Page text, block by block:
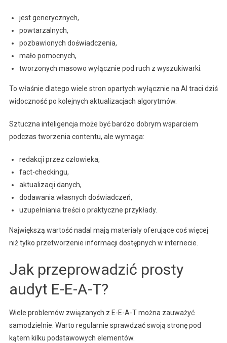
jest generycznych,
powtarzalnych,
pozbawionych doświadczenia,
mało pomocnych,
tworzonych masowo wyłącznie pod ruch z wyszukiwarki.
To właśnie dlatego wiele stron opartych wyłącznie na AI traci dziś
widoczność po kolejnych aktualizacjach algorytmów.
Sztuczna inteligencja może być bardzo dobrym wsparciem
podczas tworzenia contentu, ale wymaga:
redakcji przez człowieka,
fact-checkingu,
aktualizacji danych,
dodawania własnych doświadczeń,
uzupełniania treści o praktyczne przykłady.
Największą wartość nadal mają materiały oferujące coś więcej
niż tylko przetworzenie informacji dostępnych w internecie.
Jak przeprowadzić prosty
audyt E-E-A-T?
Wiele problemów związanych z E-E-A-T można zauważyć
samodzielnie. Warto regularnie sprawdzać swoją stronę pod
kątem kilku podstawowych elementów.